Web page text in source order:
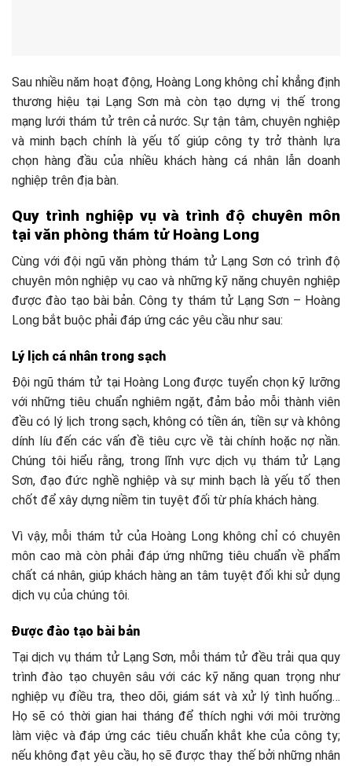
Sau nhiều năm hoạt động, Hoàng Long không chỉ khẳng định
thương hiệu tại Lạng Sơn mà còn tạo dựng vị thế trong
mạng lưới thám tử trên cả nước. Sự tận tâm, chuyên nghiệp
và minh bạch chính là yếu tố giúp công ty trở thành lựa
chọn hàng đầu của nhiều khách hàng cá nhân lẫn doanh
nghiệp trên địa bàn.
Quy trình nghiệp vụ và trình độ chuyên môn
tại văn phòng thám tử Hoàng Long
Cùng với đội ngũ văn phòng thám tử Lạng Sơn có trình độ
chuyên môn nghiệp vụ cao và những kỹ năng chuyên nghiệp
được đào tạo bài bản. Công ty thám tử Lạng Sơn – Hoàng
Long bắt buộc phải đáp ứng các yêu cầu như sau:
Lý lịch cá nhân trong sạch
Đội ngũ thám tử tại Hoàng Long được tuyển chọn kỹ lưỡng
với những tiêu chuẩn nghiêm ngặt, đảm bảo mỗi thành viên
đều có lý lịch trong sạch, không có tiền án, tiền sự và không
dính líu đến các vấn đề tiêu cực về tài chính hoặc nợ nần.
Chúng tôi hiểu rằng, trong lĩnh vực dịch vụ thám tử Lạng
Sơn, đạo đức nghề nghiệp và sự minh bạch là yếu tố then
chốt để xây dựng niềm tin tuyệt đối từ phía khách hàng.
Vì vậy, mỗi thám tử của Hoàng Long không chỉ có chuyên
môn cao mà còn phải đáp ứng những tiêu chuẩn về phẩm
chất cá nhân, giúp khách hàng an tâm tuyệt đối khi sử dụng
dịch vụ của chúng tôi.
Được đào tạo bài bản
Tại dịch vụ thám tử Lạng Sơn, mỗi thám tử đều trải qua quy
trình đào tạo chuyên sâu với các kỹ năng quan trọng như
nghiệp vụ điều tra, theo dõi, giám sát và xử lý tình huống…
Họ sẽ có thời gian hai tháng để thích nghi với môi trường
làm việc và đáp ứng các tiêu chuẩn khắt khe của công ty;
nếu không đạt yêu cầu, họ sẽ được thay thế bởi những nhân